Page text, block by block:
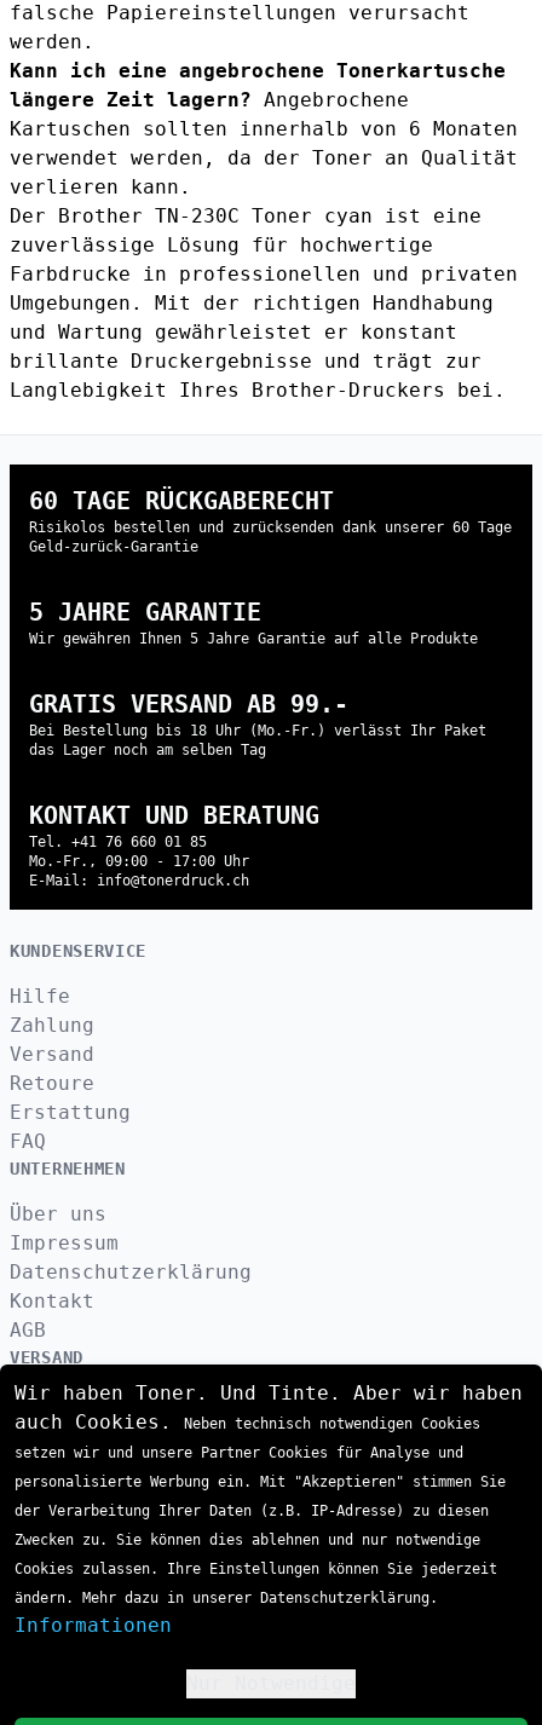
falsche Papiereinstellungen verursacht
werden.
Kann ich eine angebrochene Tonerkartusche
längere Zeit lagern? Angebrochene
Kartuschen sollten innerhalb von 6 Monaten
verwendet werden, da der Toner an Qualität
verlieren kann.
Der Brother TN-230C Toner cyan ist eine
zuverlässige Lösung für hochwertige
Farbdrucke in professionellen und privaten
Umgebungen. Mit der richtigen Handhabung
und Wartung gewährleistet er konstant
brillante Druckergebnisse und trägt zur
Langlebigkeit Ihres Brother-Druckers bei.
60 TAGE RÜCKGABERECHT
Risikolos bestellen und zurücksenden dank unserer 60 Tage
Geld-zurück-Garantie
5 JAHRE GARANTIE
Wir gewähren Ihnen 5 Jahre Garantie auf alle Produkte
GRATIS VERSAND AB 99.-
Bei Bestellung bis 18 Uhr (Mo.-Fr.) verlässt Ihr Paket
das Lager noch am selben Tag
KONTAKT UND BERATUNG
Tel. +41 76 660 01 85
Mo.-Fr., 09:00 - 17:00 Uhr
E-Mail: info@tonerdruck.ch
KUNDENSERVICE
Hilfe
Zahlung
Versand
Retoure
Erstattung
FAQ
UNTERNEHMEN
Über uns
Impressum
Datenschutzerklärung
Kontakt
AGB
VERSAND
ZAHLUNGSARTEN
Wir haben Toner. Und Tinte. Aber wir haben
auch Cookies.
Neben technisch notwendigen Cookies
setzen wir und unsere Partner Cookies für Analyse und
personalisierte Werbung ein. Mit "Akzeptieren" stimmen Sie
der Verarbeitung Ihrer Daten (z.B. IP-Adresse) zu diesen
Zwecken zu. Sie können dies ablehnen und nur notwendige
Cookies zulassen. Ihre Einstellungen können Sie jederzeit
ändern. Mehr dazu in unserer Datenschutzerklärung.
Informationen